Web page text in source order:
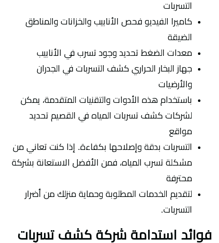
التسربات
كاميرا الفيديو فحص الأنابيب والخزانات والمناطق
الضيقة
معدات الضغط تحديد وجود تسرب في الأنابيب
جهاز البخار الحراري كشف التسربات في الجدران
والأرضيات
باستخدام هذه الأدوات والتقنيات المتقدمة، يمكن
لشركات كشف تسربات المياه في القصيم تحديد
مواقع
التسربات بدقة وإصلاحها بكفاءة. إذا كنت تعاني من
مشكلة تسرب المياه، فمن الأفضل الاستعانة بشركة
محترفة
لتقديم الخدمات المطلوبة وحماية منزلك من أضرار
التسربات.
فوائد استدامة شركة كشف تسربات